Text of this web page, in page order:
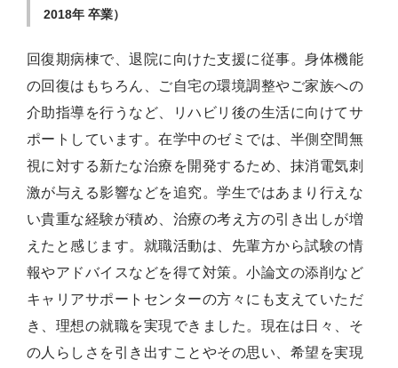
2018年 卒業）
回復期病棟で、退院に向けた支援に従事。身体機能
の回復はもちろん、ご自宅の環境調整やご家族への
介助指導を行うなど、リハビリ後の生活に向けてサ
ポートしています。在学中のゼミでは、半側空間無
視に対する新たな治療を開発するため、抹消電気刺
激が与える影響などを追究。学生ではあまり行えな
い貴重な経験が積め、治療の考え方の引き出しが増
えたと感じます。就職活動は、先輩方から試験の情
報やアドバイスなどを得て対策。小論文の添削など
キャリアサポートセンターの方々にも支えていただ
き、理想の就職を実現できました。現在は日々、そ
の人らしさを引き出すことやその思い、希望を実現